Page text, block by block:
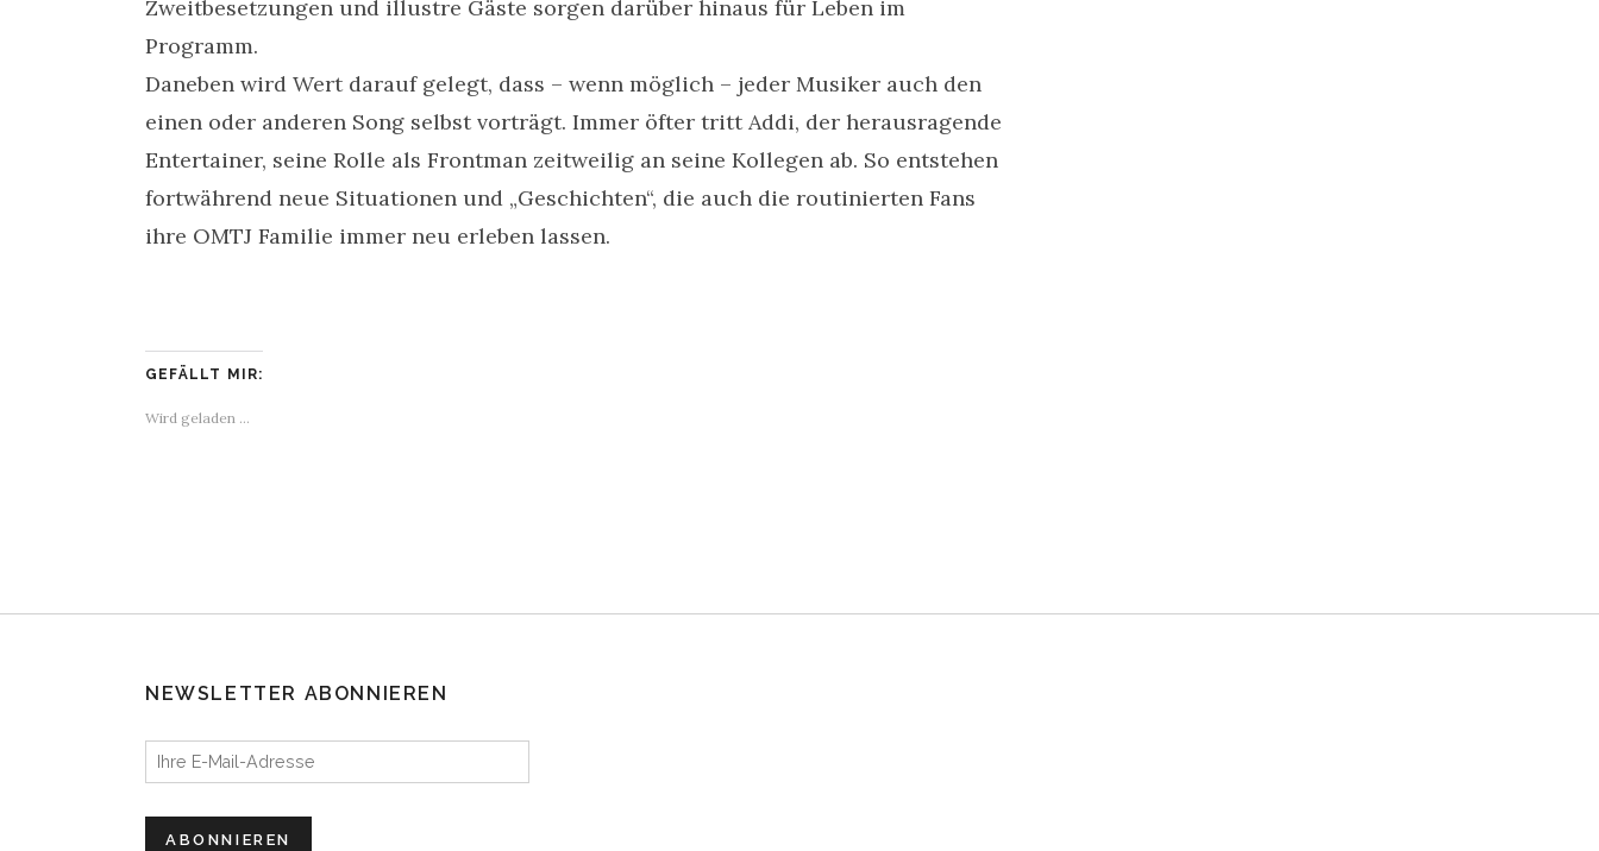
Zweitbesetzungen und illustre Gäste sorgen darüber hinaus für Leben im
Programm.
Daneben wird Wert darauf gelegt, dass – wenn möglich – jeder Musiker auch den
einen oder anderen Song selbst vorträgt. Immer öfter tritt Addi, der herausragende
Entertainer, seine Rolle als Frontman zeitweilig an seine Kollegen ab. So entstehen
fortwährend neue Situationen und „Geschichten“, die auch die routinierten Fans
ihre OMTJ Familie immer neu erleben lassen.
GEFÄLLT MIR:
Wird geladen …
NEWSLETTER ABONNIEREN
Ihre E-Mail-Adresse
ABONNIEREN